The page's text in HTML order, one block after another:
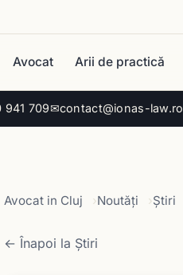
941 709✉contact@ionas-law.ro
Avocat Arii de practică
Avocat in Cluj Noutăți Știri
← Înapoi la Știri